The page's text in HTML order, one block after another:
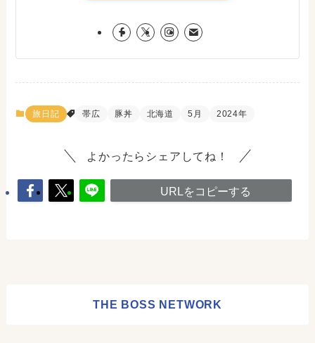
旅日記 帯広 豚丼 北海道 5月 2024年
よかったらシェアしてね！
URLをコピーする
THE BOSS NETWORK